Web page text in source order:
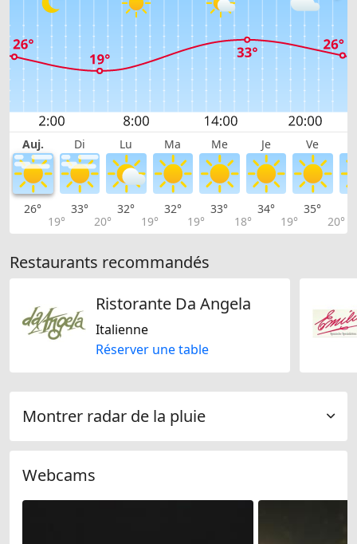
Auj. Di Lu Ma Me Je Ve
26°
19°
33°
20°
32°
19°
32°
19°
33°
18°
34°
19°
35°
20°
Restaurants recommandés
Ristorante Da Angela
Italienne
Réserver une table
Montrer radar de la pluie
Webcams